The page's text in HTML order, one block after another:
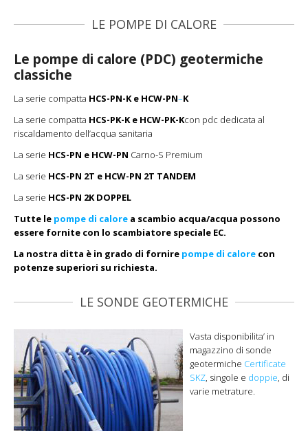
LE POMPE DI CALORE
Le pompe di calore (PDC) geotermiche
classiche
La serie compatta HCS-PN-K e HCW-PN–K
La serie compatta HCS-PK-K e HCW-PK-Kcon pdc dedicata al
riscaldamento dell’acqua sanitaria
La serie HCS-PN e HCW-PN Carno-S Premium
La serie HCS-PN 2T e HCW-PN 2T TANDEM
La serie HCS-PN 2K DOPPEL
Tutte le pompe di calore a scambio acqua/acqua possono
essere fornite con lo scambiatore speciale EC.
La nostra ditta è in grado di fornire pompe di calore con
potenze superiori su richiesta.
LE SONDE GEOTERMICHE
Vasta disponibilita’ in
magazzino di sonde
geotermiche Certificate
SKZ, singole e doppie, di
varie metrature.